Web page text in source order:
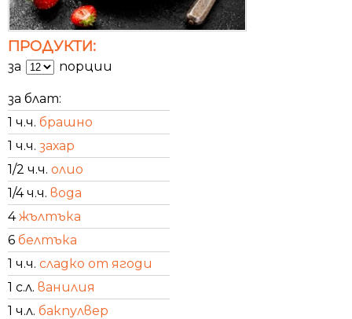
ПРОДУКТИ:
за порции
за блат:
1 ч.ч. брашно
1 ч.ч. захар
1/2 ч.ч. олио
1/4 ч.ч. вода
4жълтъка
6 белтъка
1 ч.ч. сладко от ягоди
1 с.л. ванилия
1 ч.л. бакпулвер